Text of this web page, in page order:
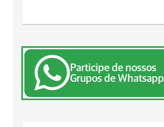
Participe de nossos
Grupos de Whatsapp